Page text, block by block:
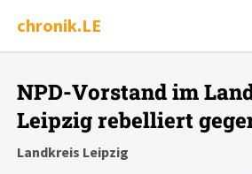
chronik.LE
Ereignis
Chronik
NPD-Vorstand im
Leipzig rebelliert
Landkreis Leipzig
Alle Ereignisse
7502Ereignisse
Ereignisse